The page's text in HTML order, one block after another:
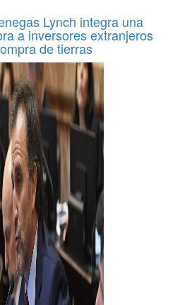
Lynch integra una
a inversores extranjeros
de tierras